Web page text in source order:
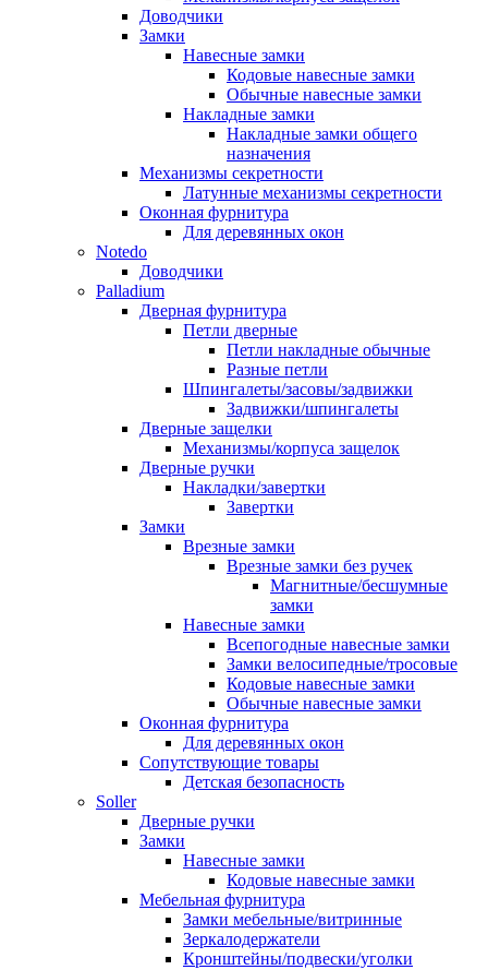
Доводчики
Замки
Навесные замки
Кодовые навесные замки
Обычные навесные замки
Накладные замки
Накладные замки общего
назначения
Механизмы секретности
Латунные механизмы секретности
Оконная фурнитура
Для деревянных окон
Notedo
Доводчики
Palladium
Дверная фурнитура
Петли дверные
Петли накладные обычные
Разные петли
Шпингалеты/засовы/задвижки
Задвижки/шпингалеты
Дверные защелки
Механизмы/корпуса защелок
Дверные ручки
Накладки/завертки
Завертки
Замки
Врезные замки
Врезные замки без ручек
Магнитные/бесшумные
замки
Навесные замки
Всепогодные навесные замки
Замки велосипедные/тросовые
Кодовые навесные замки
Обычные навесные замки
Оконная фурнитура
Для деревянных окон
Сопутствующие товары
Детская безопасность
Soller
Дверные ручки
Замки
Навесные замки
Кодовые навесные замки
Мебельная фурнитура
Замки мебельные/витринные
Зеркалодержатели
Кронштейны/подвески/уголки